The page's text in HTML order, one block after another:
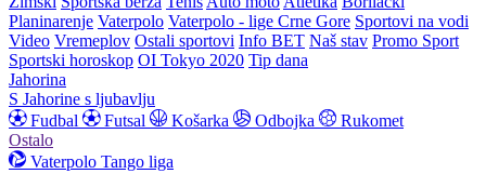
Planinarenje Vaterpolo Vaterpolo - lige Crne Gore Sportovi na vodi
Video Vremeplov Ostali sportovi Info BET Naš stav Promo Sport
Sportski horoskop OI Tokyo 2020 Tip dana
Jahorina
S Jahorine s ljubavlju
Fudbal
Futsal Košarka Odbojka
Rukomet
Ostalo
Vaterpolo Tango liga